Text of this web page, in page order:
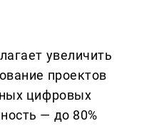
увеличить
проектов
цифровых
— до 80%